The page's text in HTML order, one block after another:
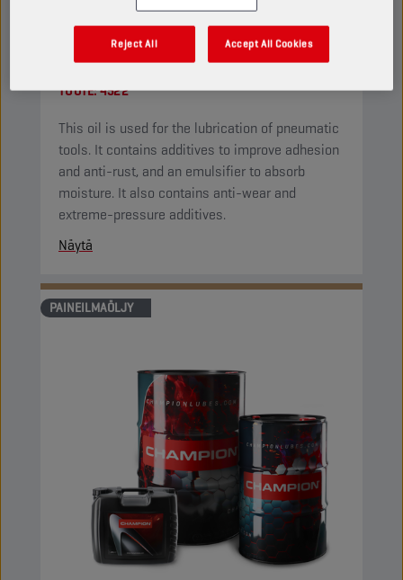
CHAMPIONPNEUMA
ISO 22
TUOTE:4522
This oil is used for the lubrication of pneumatic
tools. It contains additives to improve adhesion
and anti-rust, and an emulsifier to absorb
moisture. It also contains anti-wear and
extreme-pressure additives.
Näytä
PAINEILMAÖLJY
Reject All Accept All Cookies